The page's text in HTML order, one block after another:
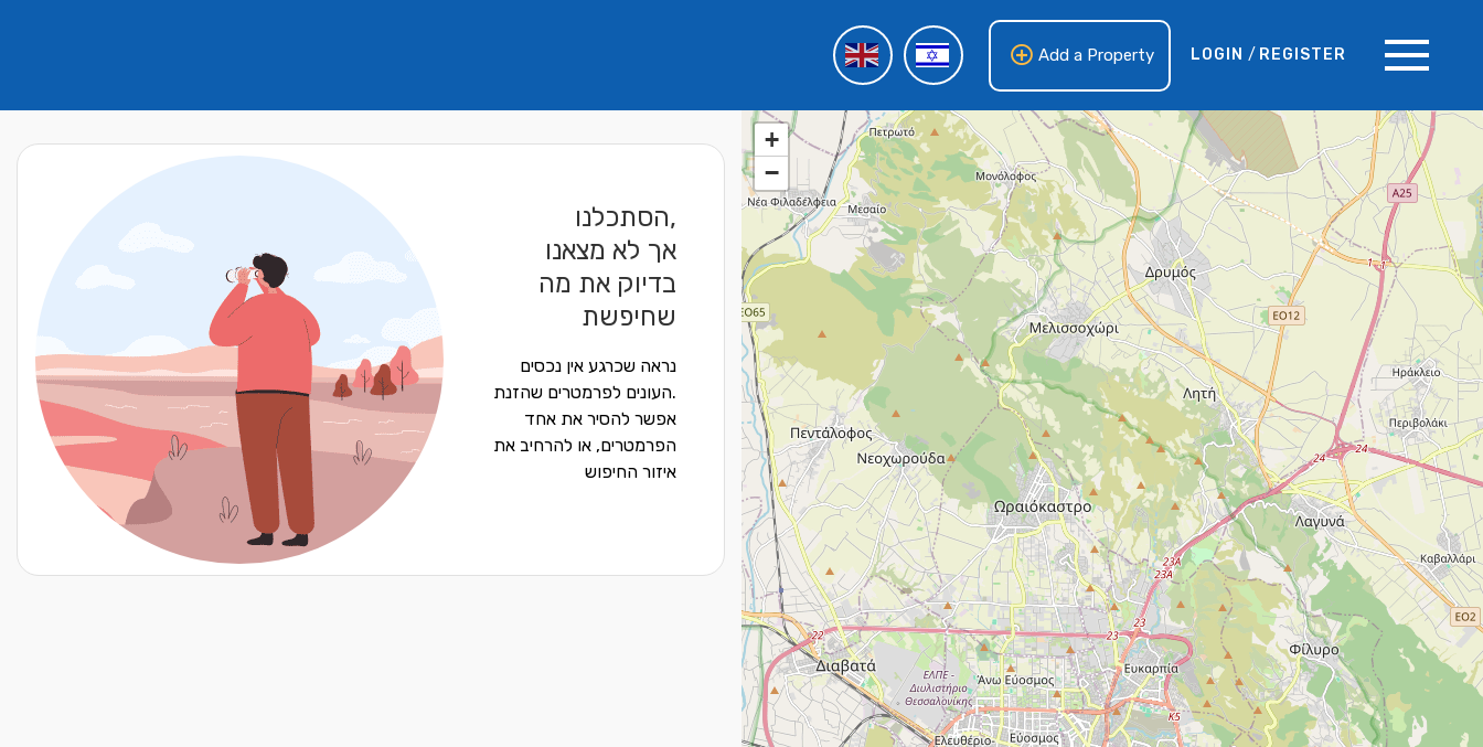
LOGIN / REGISTER
Add a Property
+
−
הסתכלנו,
אך לא מצאנו
בדיוק את מה
שחיפשת
נראה שכרגע אין נכסים
העונים לפרמטרים שהזנת.
אפשר להסיר את אחד
הפרמטרים, או להרחיב את
איזור החיפוש